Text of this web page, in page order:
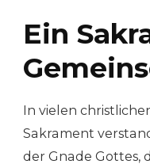
Ein
In vielen
Sakrament
der Gnade Gottes,